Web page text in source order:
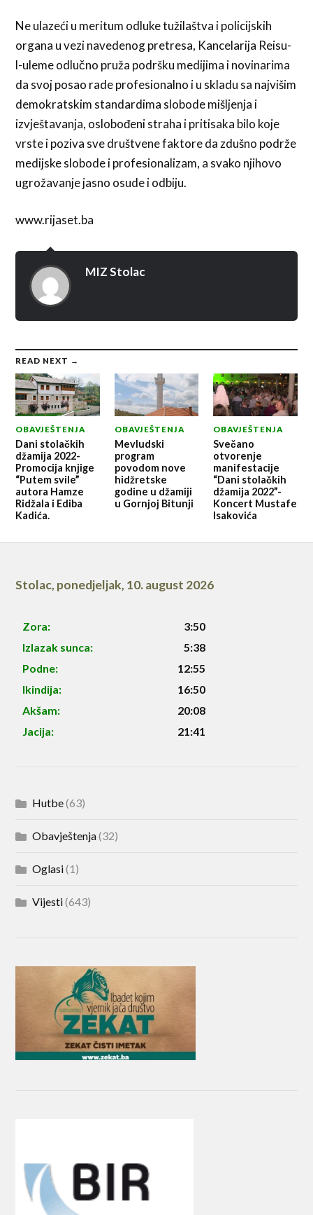
Ne ulazeći u meritum odluke tužilaštva i policijskih
organa u vezi navedenog pretresa, Kancelarija Reisu-
l-uleme odlučno pruža podršku medijima i novinarima
da svoj posao rade profesionalno i u skladu sa najvišim
demokratskim standardima slobode mišljenja i
izvještavanja, oslobođeni straha i pritisaka bilo koje
vrste i poziva sve društvene faktore da zdušno podrže
medijske slobode i profesionalizam, a svako njihovo
ugrožavanje jasno osude i odbiju.
www.rijaset.ba
MIZ Stolac
READ NEXT →
OBAVJEŠTENJA
Dani stolačkih
džamija 2022-
Promocija knjige
“Putem svile”
autora Hamze
Ridžala i Ediba
Kadića.
OBAVJEŠTENJA
Mevludski
program
povodom nove
hidžretske
godine u džamiji
u Gornjoj Bitunji
OBAVJEŠTENJA
Svečano
otvorenje
manifestacije
“Dani stolačkih
džamija 2022”-
Koncert Mustafe
Isakovića
Stolac, ponedjeljak, 10. august 2026
Zora:
3:50
Izlazak sunca:
5:38
Podne:
12:55
Ikindija:
16:50
Akšam:
20:08
Jacija:
21:41
Hutbe(63)
Obavještenja(32)
Oglasi(1)
Vijesti(643)